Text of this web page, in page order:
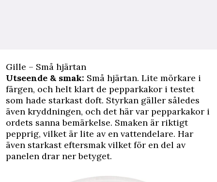
Gille – Små hjärtan
Utseende & smak: Små hjärtan. Lite mörkare i
färgen, och helt klart de pepparkakor i testet
som hade starkast doft. Styrkan gäller således
även kryddningen, och det här var pepparkakor i
ordets sanna bemärkelse. Smaken är riktigt
pepprig, vilket är lite av en vattendelare. Har
även starkast eftersmak vilket för en del av
panelen drar ner betyget.